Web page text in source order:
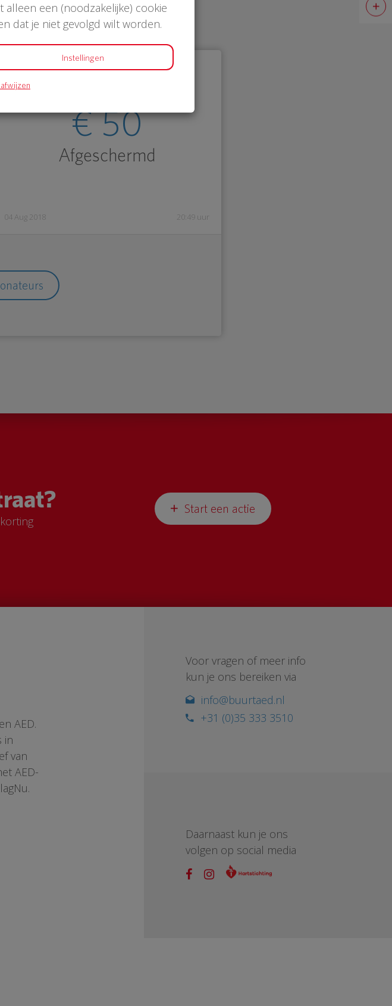
€ 50
Afgeschermd
04 Aug 2018 20:49 uur
Start een actie
AED.
in
van
AED-
Voor vragen of meer info
kun je ons bereiken via
info@buurtaed.nl
+31 (0)35 333 3510
Daarnaast kun je ons
volgen op social media
alleen een (noodzakelijke) cookie
dat je niet gevolgd wilt worden.
Instellingen